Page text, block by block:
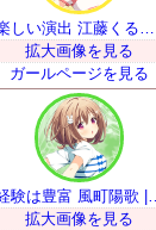
拡大画像を見る
ガールページを見る
経験は豊富 風町陽歌 | SR
拡大画像を見る